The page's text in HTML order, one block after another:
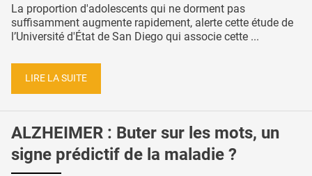
La proportion d'adolescents qui ne dorment pas
suffisamment augmente rapidement, alerte cette étude de
l’Université d'État de San Diego qui associe cette ...
LIRE LA SUITE
ALZHEIMER : Buter sur les mots, un
signe prédictif de la maladie ?